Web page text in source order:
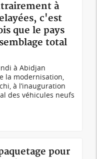
à
c'est
que le pays
total
à Abidjan
la modernisation,
à l’inauguration
des véhicules neufs
pour